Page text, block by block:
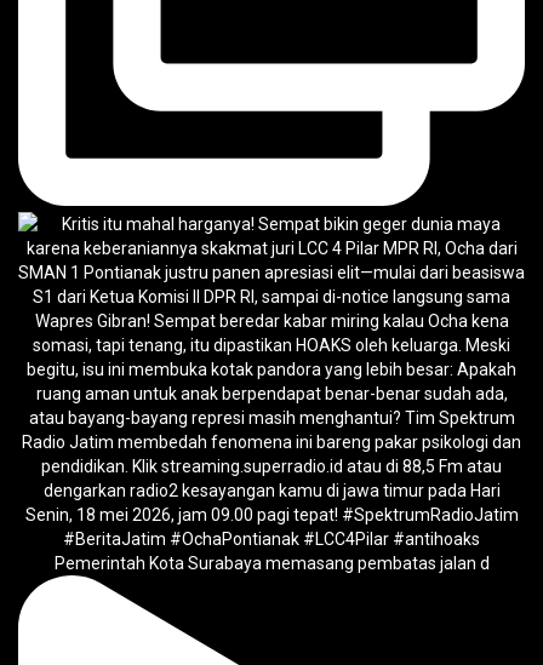
Pemerintah Kota Surabaya memasang pembatas jalan d